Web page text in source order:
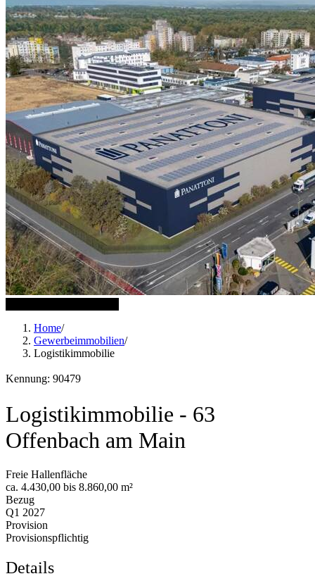
Home/
Gewerbeimmobilien/
Logistikimmobilie
Kennung: 90479
Logistikimmobilie - 63
Offenbach am Main
Freie Hallenfläche
ca. 4.430,00 bis 8.860,00 m²
Bezug
Q1 2027
Provision
Provisionspflichtig
Details